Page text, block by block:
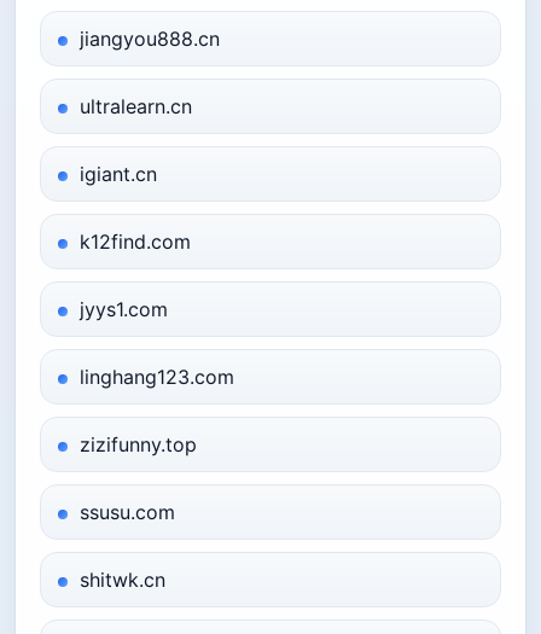
jiangyou888.cn
ultralearn.cn
igiant.cn
k12find.com
jyys1.com
linghang123.com
zizifunny.top
ssusu.com
shitwk.cn